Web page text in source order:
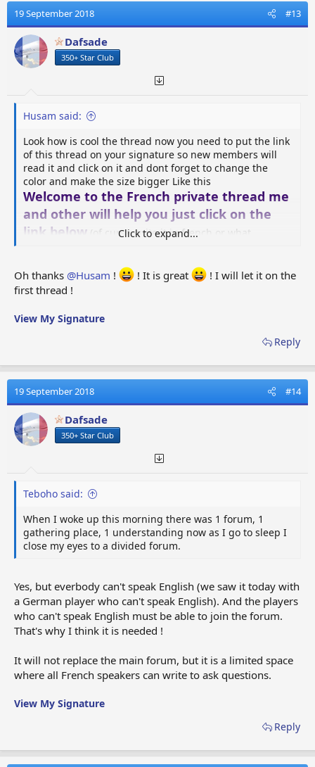
t
i
o
n
s
19 September 2018 #13
Dafsade
350+ Star Club
Husam said:
Look how is cool the thread now you need to put the link
of this thread on your signature so new members will
read it and click on it and dont forget to change the
color and make the size bigger Like this
Welcome to the French private thread me
and other will help you just click on the
link below (of curse write it in french or what
francophones.24103/
Click to expand...
Oh thanks @Husam ! ! It is great
! I will let it on the
first thread !
View My Signature
Reply
19 September 2018 #14
Dafsade
350+ Star Club
Teboho said:
When I woke up this morning there was 1 forum, 1
gathering place, 1 understanding now as I go to sleep I
close my eyes to a divided forum.
Yes, but everbody can't speak English (we saw it today with
a German player who can't speak English). And the players
who can't speak English must be able to join the forum.
That's why I think it is needed !
It will not replace the main forum, but it is a limited space
where all French speakers can write to ask questions.
View My Signature
Reply